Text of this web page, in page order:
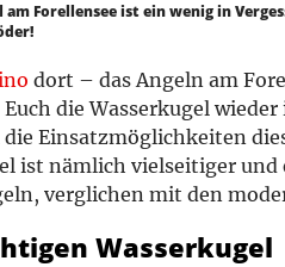
am Forellensee ist ein wenig in
dort – das Angeln am
die Wasserkugel
Einsatzmöglichkeiten
ist nämlich vielseitiger
verglichen mit den
Wasserkugel